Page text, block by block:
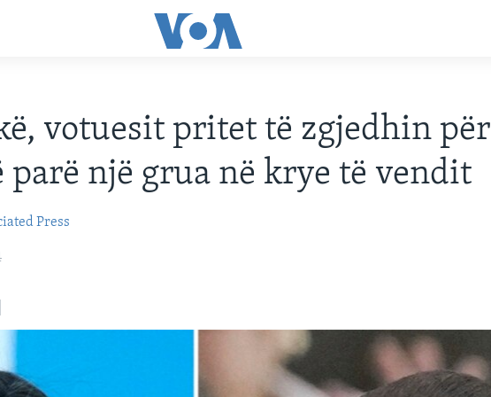
votuesit pritet të zgjedhin për
parë një grua në krye të vendit
Press